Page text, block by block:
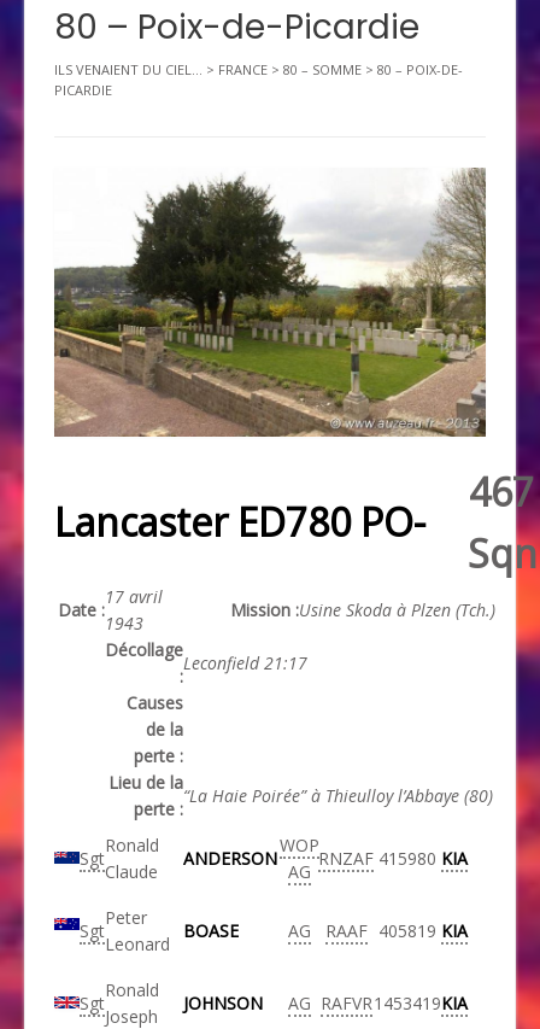
80 – Poix-de-Picardie
ILS VENAIENT DU CIEL... > FRANCE > 80 – SOMME > 80 – POIX-DE-
PICARDIE
Lancaster ED780 PO-
467
Sqn
Date :
17 avril
1943
Mission :Usine Skoda à Plzen (Tch.)
Décollage
:
Leconfield 21:17
Causes
de la
perte :
Lieu de la
perte :
“La Haie Poirée” à Thieulloy l’Abbaye (80)
Sgt
Ronald
Claude
ANDERSON
WOP
AG
RNZAF 415980 KIA
Sgt
Peter
Leonard
BOASE AG RAAF 405819 KIA
Sgt
Ronald
Joseph
JOHNSON AG RAFVR1453419KIA